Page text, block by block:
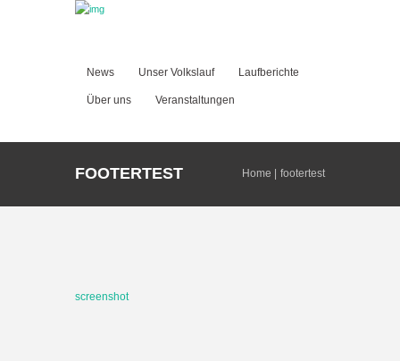
News Unser Volkslauf Laufberichte
Über uns Veranstaltungen
FOOTERTEST Home footertest
screenshot